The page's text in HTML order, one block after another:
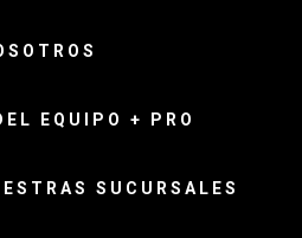
EQUIPO + PRO
SUCURSALES